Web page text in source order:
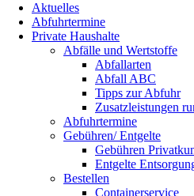
Aktuelles
Abfuhrtermine
Private Haushalte
Abfälle und Wertstoffe
Abfallarten
Abfall ABC
Tipps zur Abfuhr
Zusatzleistungen
Abfuhrtermine
Gebühren/ Entgelte
Gebühren
Entgelte
Bestellen
Containerservice